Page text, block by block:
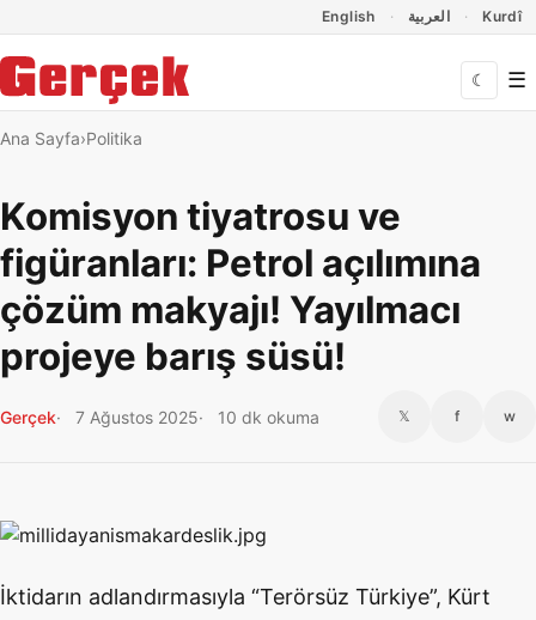
English العربية Kurdî
☾ ☰
Ana Sayfa Politika
Komisyon tiyatrosu ve
figüranları: Petrol açılımına
çözüm makyajı! Yayılmacı
projeye barış süsü!
Gerçek 7 Ağustos 2025 10 dk okuma 𝕏 f w
İktidarın adlandırmasıyla “Terörsüz Türkiye”, Kürt